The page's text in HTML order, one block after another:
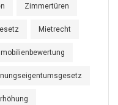
Zimmertüren
Mietrecht